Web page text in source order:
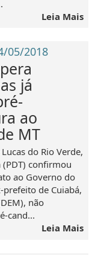
Leia Mais
05/2018
já
ao
MT
do Rio Verde,
confirmou
ao Governo do
prefeito de Cuiabá,
não
cand...
Leia Mais